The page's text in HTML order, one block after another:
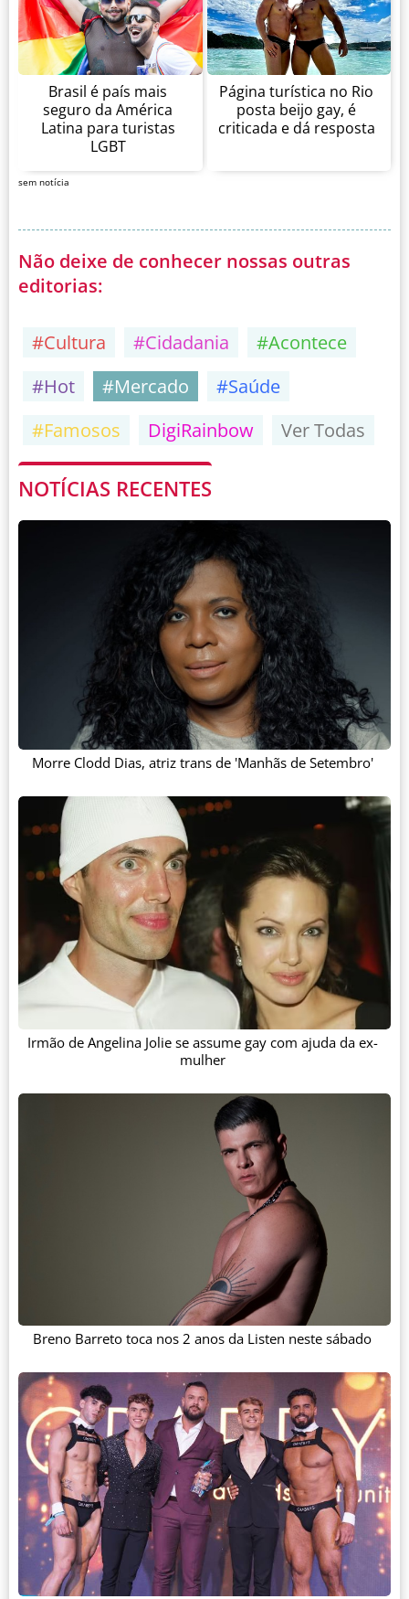
Brasil é país mais
seguro da América
Latina para turistas
LGBT
Página turística no Rio
posta beijo gay, é
criticada e dá resposta
sem notícia
Não deixe de conhecer nossas outras
editorias:
#Cultura #Cidadania
#Acontece
#Hot
#Mercado
#Saúde
#Famosos
DigiRainbow Ver Todas
NOTÍCIAS RECENTES
Morre Clodd Dias, atriz trans de 'Manhãs de Setembro'
Irmão de Angelina Jolie se assume gay com ajuda da ex-
mulher
Breno Barreto toca nos 2 anos da Listen neste sábado